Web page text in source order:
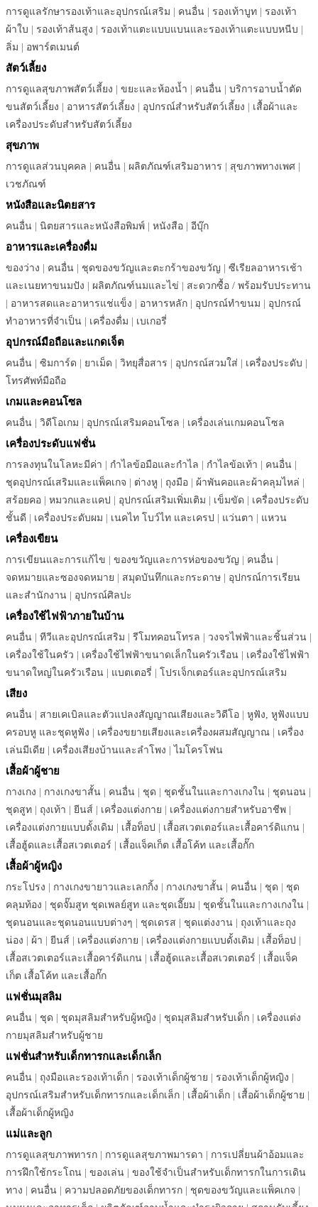
การดูแลรักษารองเท้าและอุปกรณ์เสริม | คนอื่น | รองเท้าบูท | รองเท้า
ผ้าใบ | รองเท้าส้นสูง | รองเท้าแตะแบบแบนและรองเท้าแตะแบบหนีบ |
ลิ่ม | อพาร์ตเมนต์
สัตว์เลี้ยง
การดูแลสุขภาพสัตว์เลี้ยง | ขยะและห้องน้ำ | คนอื่น | บริการอาบน้ำตัด
ขนสัตว์เลี้ยง | อาหารสัตว์เลี้ยง | อุปกรณ์สำหรับสัตว์เลี้ยง | เสื้อผ้าและ
เครื่องประดับสำหรับสัตว์เลี้ยง
สุขภาพ
การดูแลส่วนบุคคล | คนอื่น | ผลิตภัณฑ์เสริมอาหาร | สุขภาพทางเพศ |
เวชภัณฑ์
หนังสือและนิตยสาร
คนอื่น | นิตยสารและหนังสือพิมพ์ | หนังสือ | อีบุ๊ก
อาหารและเครื่องดื่ม
ของว่าง | คนอื่น | ชุดของขวัญและตะกร้าของขวัญ | ซีเรียลอาหารเช้า
และเนยทาขนมปัง | ผลิตภัณฑ์นมและไข่ | สะดวกซื้อ / พร้อมรับประทาน
| อาหารสดและอาหารแช่แข็ง | อาหารหลัก | อุปกรณ์ทำขนม | อุปกรณ์
ทำอาหารที่จำเป็น | เครื่องดื่ม | เบเกอรี่
อุปกรณ์มือถือและแกดเจ็ต
คนอื่น | ซิมการ์ด | ยาเม็ด | วิทยุสื่อสาร | อุปกรณ์สวมใส่ | เครื่องประดับ |
โทรศัพท์มือถือ
เกมและคอนโซล
คนอื่น | วิดีโอเกม | อุปกรณ์เสริมคอนโซล | เครื่องเล่นเกมคอนโซล
เครื่องประดับแฟชั่น
การลงทุนในโลหะมีค่า | กำไลข้อมือและกำไล | กำไลข้อเท้า | คนอื่น |
ชุดอุปกรณ์เสริมและแพ็คเกจ | ต่างหู | ถุงมือ | ผ้าพันคอและผ้าคลุมไหล่ |
สร้อยคอ | หมวกและแคป | อุปกรณ์เสริมเพิ่มเติม | เข็มขัด | เครื่องประดับ
ชั้นดี | เครื่องประดับผม | เนคไท โบว์ไท และเครป | แว่นตา | แหวน
เครื่องเขียน
การเขียนและการแก้ไข | ของขวัญและการห่อของขวัญ | คนอื่น |
จดหมายและซองจดหมาย | สมุดบันทึกและกระดาษ | อุปกรณ์การเรียน
และสำนักงาน | อุปกรณ์ศิลปะ
เครื่องใช้ไฟฟ้าภายในบ้าน
คนอื่น | ทีวีและอุปกรณ์เสริม | รีโมทคอนโทรล | วงจรไฟฟ้าและชิ้นส่วน |
เครื่องใช้ในครัว | เครื่องใช้ไฟฟ้าขนาดเล็กในครัวเรือน | เครื่องใช้ไฟฟ้า
ขนาดใหญ่ในครัวเรือน | แบตเตอรี่ | โปรเจ็กเตอร์และอุปกรณ์เสริม
เสียง
คนอื่น | สายเคเบิลและตัวแปลงสัญญาณเสียงและวิดีโอ | หูฟัง, หูฟังแบบ
ครอบหู และชุดหูฟัง | เครื่องขยายเสียงและเครื่องผสมสัญญาณ | เครื่อง
เล่นมีเดีย | เครื่องเสียงบ้านและลำโพง |ไมโครโฟน
เสื้อผ้าผู้ชาย
กางเกง | กางเกงขาสั้น | คนอื่น | ชุด | ชุดชั้นในและกางเกงใน | ชุดนอน |
ชุดสูท | ถุงเท้า | ยีนส์ | เครื่องแต่งกาย | เครื่องแต่งกายสำหรับอาชีพ |
เครื่องแต่งกายแบบดั้งเดิม | เสื้อท็อป | เสื้อสเวตเตอร์และเสื้อคาร์ดิแกน |
เสื้อฮู้ดและเสื้อสเวตเตอร์ | เสื้อแจ็คเก็ต เสื้อโค้ท และเสื้อกั๊ก
เสื้อผ้าผู้หญิง
กระโปรง | กางเกงขายาวและเลกกิ้ง | กางเกงขาสั้น | คนอื่น | ชุด | ชุด
คลุมท้อง | ชุดจั๊มสูท ชุดเพลย์สูท และชุดเอี๊ยม | ชุดชั้นในและกางเกงใน |
ชุดนอนและชุดนอนแบบต่างๆ | ชุดเดรส | ชุดแต่งงาน | ถุงเท้าและถุง
น่อง | ผ้า | ยีนส์ | เครื่องแต่งกาย | เครื่องแต่งกายแบบดั้งเดิม | เสื้อท็อป |
เสื้อสเวตเตอร์และเสื้อคาร์ดิแกน | เสื้อฮู้ดและเสื้อสเวตเตอร์ | เสื้อแจ็ค
เก็ต เสื้อโค้ท และเสื้อกั๊ก
แฟชั่นมุสลิม
คนอื่น | ชุด | ชุดมุสลิมสำหรับผู้หญิง | ชุดมุสลิมสำหรับเด็ก | เครื่องแต่ง
กายมุสลิมสำหรับผู้ชาย
แฟชั่นสำหรับเด็กทารกและเด็กเล็ก
คนอื่น | ถุงมือและรองเท้าเด็ก | รองเท้าเด็กผู้ชาย | รองเท้าเด็กผู้หญิง |
อุปกรณ์เสริมสำหรับเด็กทารกและเด็กเล็ก | เสื้อผ้าเด็ก | เสื้อผ้าเด็กผู้ชาย |
เสื้อผ้าเด็กผู้หญิง
แม่และลูก
การดูแลสุขภาพทารก | การดูแลสุขภาพมารดา | การเปลี่ยนผ้าอ้อมและ
การฝึกใช้กระโถน | ของเล่น | ของใช้จำเป็นสำหรับเด็กทารกในการเดิน
ทาง | คนอื่น | ความปลอดภัยของเด็กทารก | ชุดของขวัญและแพ็คเกจ |